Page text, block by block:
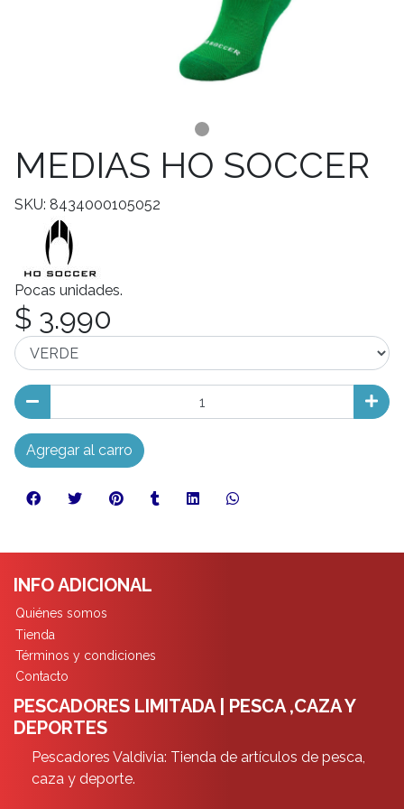
MEDIAS HO SOCCER
SKU: 8434000105052
Pocas unidades.
$ 3.990
Agregar al carro
INFO ADICIONAL
Quiénes somos
Tienda
Términos y condiciones
Contacto
PESCADORES LIMITADA | PESCA ,CAZA Y
DEPORTES
Pescadores Valdivia: Tienda de artículos de pesca,
caza y deporte.